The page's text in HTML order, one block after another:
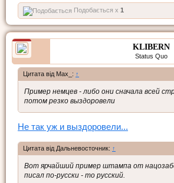
Подобається x 1
KLIBERN
Status Quo
Цитата від Max_: ↑
Пример немцев - либо они сначала всей
потом резко выздоровели
Не так уж и выздоровели...
Цитата від Дальневосточник: ↑
Вот ярчайший пример штампа от
писал по-русски - то русский.